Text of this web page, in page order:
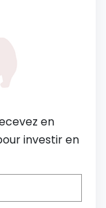
en
investir en